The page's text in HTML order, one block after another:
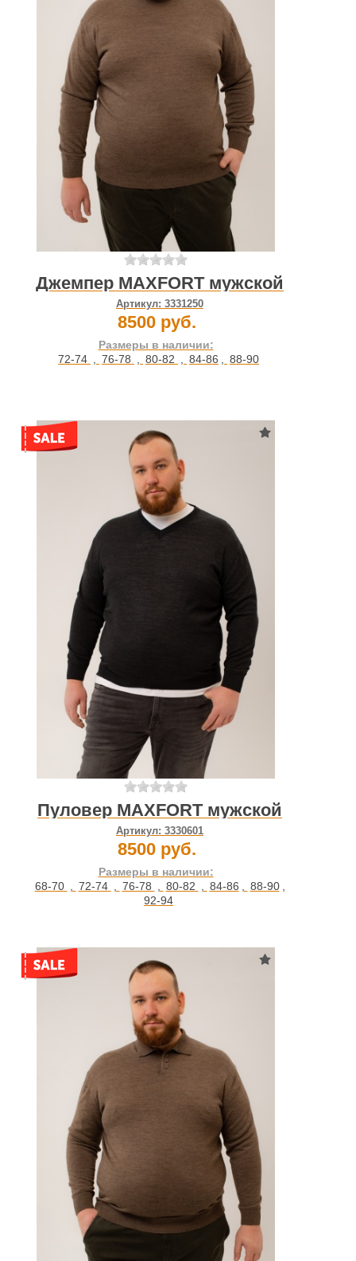
Джемпер MAXFORT мужской
Артикул: 3331250
8500 руб.
Размеры в наличии:
72-74 , 76-78 , 80-82 , 84-86 , 88-90
Пуловер MAXFORT мужской
Артикул: 3330601
8500 руб.
Размеры в наличии:
68-70 , 72-74 , 76-78 , 80-82 , 84-86 , 88-90 ,
92-94